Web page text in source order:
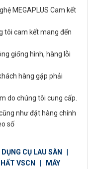
MEGAPLUS Cam kết
tôi cam kết mang đến
giống hình, hàng lỗi
hàng gặp phải
do chúng tôi cung cấp.
như đặt hàng chính
số
DỤNG CỤ LAU SÀN
VSCN
MÁY